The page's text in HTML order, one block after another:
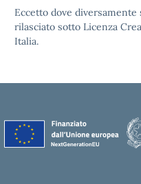
Eccetto dove
rilasciato sotto Licenza
Italia.